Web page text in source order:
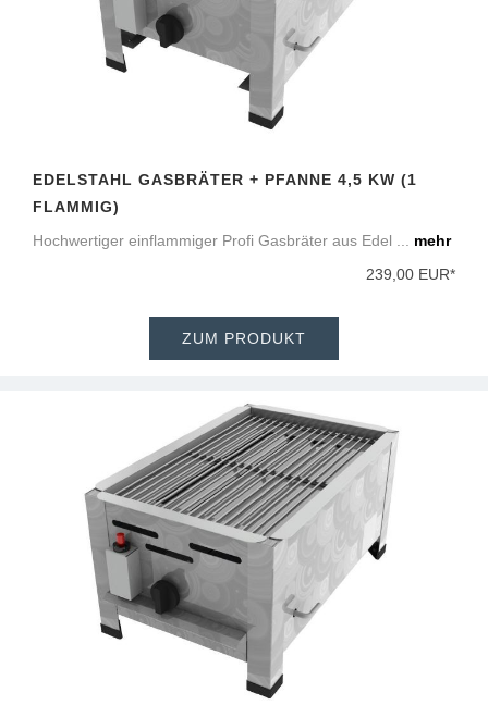
EDELSTAHL GASBRÄTER + PFANNE 4,5 KW (1
FLAMMIG)
Hochwertiger einflammiger Profi Gasbräter aus Edel ... mehr
239,00 EUR*
ZUM PRODUKT